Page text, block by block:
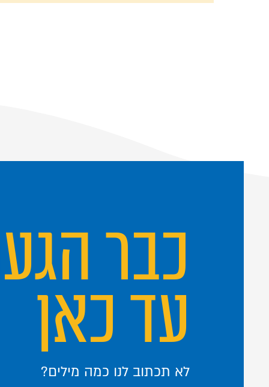
כבר
עד כאן
לא תכתוב לנו כמה מילים?